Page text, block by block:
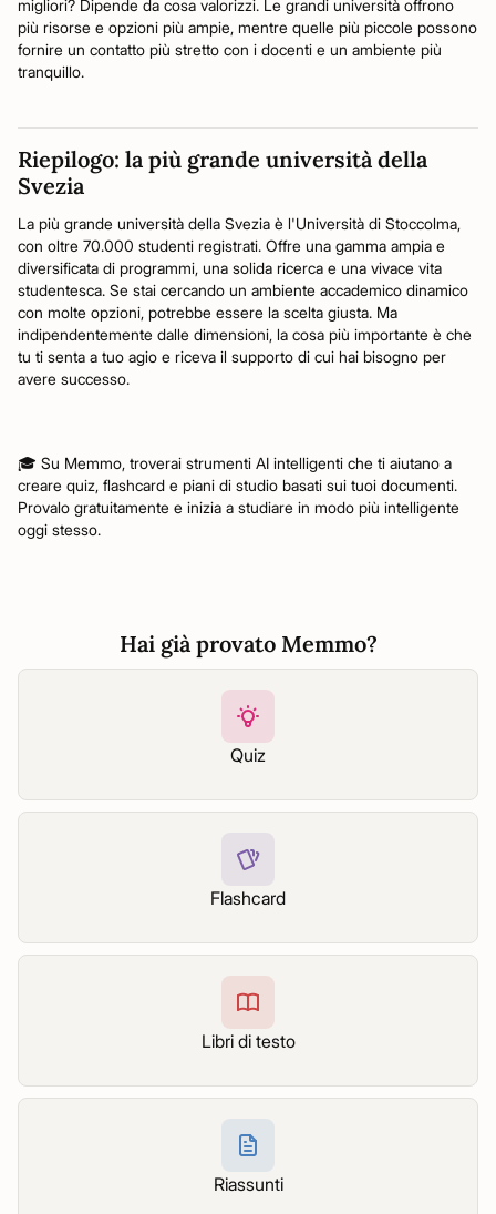
migliori? Dipende da cosa valorizzi. Le grandi università offrono
più risorse e opzioni più ampie, mentre quelle più piccole possono
fornire un contatto più stretto con i docenti e un ambiente più
tranquillo.
Riepilogo: la più grande università della
Svezia
La più grande università della Svezia è l'Università di Stoccolma,
con oltre 70.000 studenti registrati. Offre una gamma ampia e
diversificata di programmi, una solida ricerca e una vivace vita
studentesca. Se stai cercando un ambiente accademico dinamico
con molte opzioni, potrebbe essere la scelta giusta. Ma
indipendentemente dalle dimensioni, la cosa più importante è che
tu ti senta a tuo agio e riceva il supporto di cui hai bisogno per
avere successo.
🎓 Su Memmo, troverai strumenti AI intelligenti che ti aiutano a
creare quiz, flashcard e piani di studio basati sui tuoi documenti.
Provalo gratuitamente e inizia a studiare in modo più intelligente
oggi stesso.
Hai già provato Memmo?
Quiz
Flashcard
Libri di testo
Riassunti